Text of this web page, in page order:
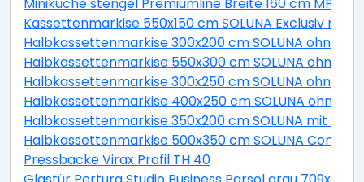
Kassettenmarkise 550x150 cm SOLUNA Exclusiv mit
Halbkassettenmarkise 300x200 cm SOLUNA ohne
Halbkassettenmarkise 550x300 cm SOLUNA ohne
Halbkassettenmarkise 300x250 cm SOLUNA ohne
Halbkassettenmarkise 400x250 cm SOLUNA ohne
Halbkassettenmarkise 350x200 cm SOLUNA mit
Halbkassettenmarkise 500x350 cm SOLUNA
Pressbacke Virax Profil TH 40